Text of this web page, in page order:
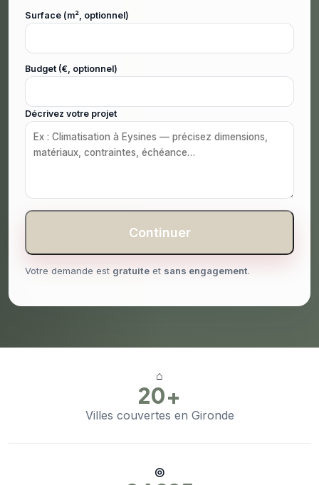
Surface (m², optionnel)
Budget (€, optionnel)
Décrivez votre projet
Continuer
Votre demande est gratuite et sans engagement.
⌂
20+
Villes couvertes en Gironde
◎